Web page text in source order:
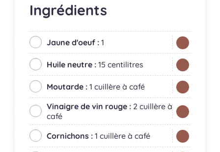
Ingrédients
Jaune d'oeuf : 1
Huile neutre : 15 centilitres
Moutarde : 1 cuillère à café
Vinaigre de vin rouge : 2 cuillère à
café
Cornichons : 1 cuillère à café